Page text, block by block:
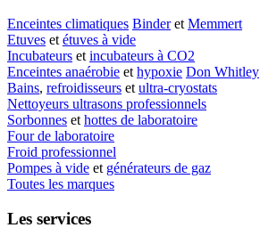
Enceintes climatiques Binderet Memmert
Etuves et étuves à vide
Incubateurs et incubateurs à CO2
Enceintes anaérobie et hypoxie Don Whitley
Bains, refroidisseurs et ultra-cryostats
Nettoyeurs ultrasons professionnels
Sorbonnes et hottes de laboratoire
Four de laboratoire
Froid professionnel
Pompes à vide et générateurs de gaz
Toutes les marques
Les services